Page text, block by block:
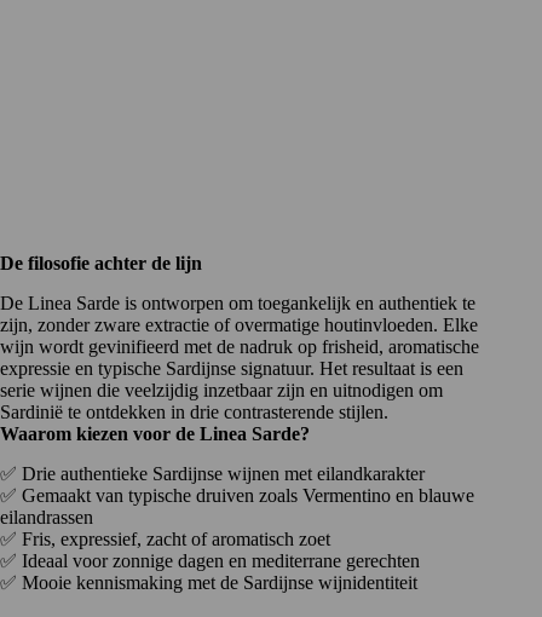
De filosofie achter de lijn
De Linea Sarde is ontworpen om toegankelijk en authentiek te
zijn, zonder zware extractie of overmatige houtinvloeden. Elke
wijn wordt gevinifieerd met de nadruk op frisheid, aromatische
expressie en typische Sardijnse signatuur. Het resultaat is een
serie wijnen die veelzijdig inzetbaar zijn en uitnodigen om
Sardinië te ontdekken in drie contrasterende stijlen.
Waarom kiezen voor de Linea Sarde?
✅ Drie authentieke Sardijnse wijnen met eilandkarakter
✅ Gemaakt van typische druiven zoals Vermentino en blauwe
eilandrassen
✅ Fris, expressief, zacht of aromatisch zoet
✅ Ideaal voor zonnige dagen en mediterrane gerechten
✅ Mooie kennismaking met de Sardijnse wijnidentiteit